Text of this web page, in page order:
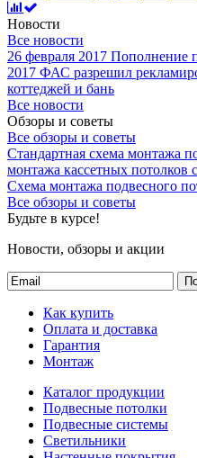
Новости
Все новости
26 февраля 2017 Пополнение
2017 ФАС разрешил
коттеджей и бань
Все новости
Обзоры и советы
Все обзоры и советы
Стандартная схема монтажа
монтажа кассетных потолков
Схема монтажа подвесного
Все обзоры и советы
Будьте в курсе!
Новости, обзоры и акции
Как купить
Оплата и доставка
Гарантия
Монтаж
Каталог продукции
Подвесные потолки
Подвесные системы
Светильники